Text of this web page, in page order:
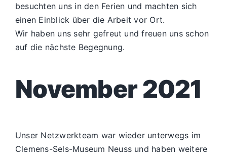
besuchten uns in den Ferien und machten sich
einen Einblick über die Arbeit vor Ort.
Wir haben uns sehr gefreut und freuen uns schon
auf die nächste Begegnung.
November 2021
Unser Netzwerkteam war wieder unterwegs im
Clemens-Sels-Museum Neuss und haben weitere